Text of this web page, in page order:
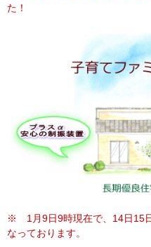
た！
※ 1月9日9時現在で、14日15
なっております。